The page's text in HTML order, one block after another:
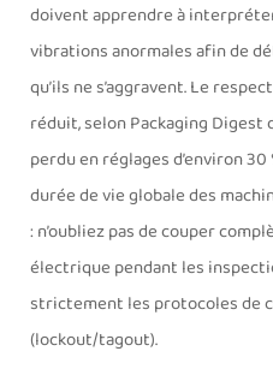
doivent apprendre à
vibrations anormales afin de
qu’ils ne s’aggravent. Le
réduit, selon Packaging Digest
perdu en réglages d’environ
durée de vie globale des
: n’oubliez pas de couper
électrique pendant les
strictement les protocoles de
(lockout/tagout).